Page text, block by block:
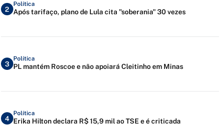
2
Política
Após tarifaço, plano de Lula cita "soberania" 30 vezes
3
Política
PL mantém Roscoe e não apoiará Cleitinho em Minas
4
Política
Erika Hilton declara R$ 15,9 mil ao TSE e é criticada